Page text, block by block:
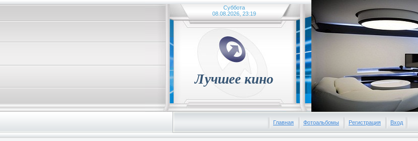
Суббота
08.08.2026, 23:19
Лучшее кино
Главная Фотоальбомы Регистрация Вход